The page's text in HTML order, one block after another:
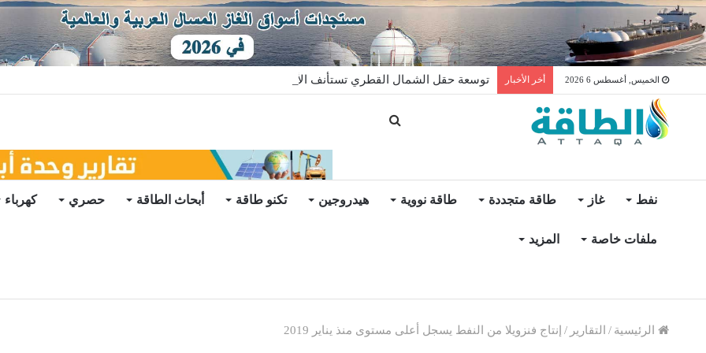
الخميس, أغسطس 6 2026 أخر الأخبار توسعة حقل الشمال القطري تستأنف الأعمال بعد تعليق مؤقت
نفط غاز طاقة متجددة طاقة نووية هيدروجين تكنو طاقة أبحاث الطاقة حصري كهرباء
ملفات خاصة المزيد
الرئيسية / التقارير / إنتاج فنزويلا من النفط يسجل أعلى مستوى منذ يناير 2019